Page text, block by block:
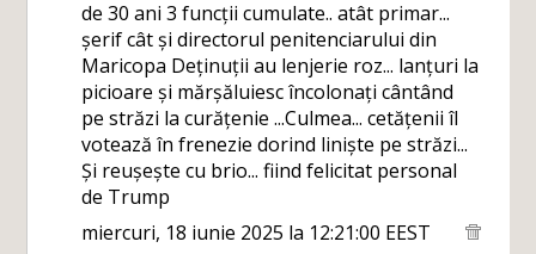
de 30 ani 3 funcții cumulate.. atât primar...
șerif cât și directorul penitenciarului din
Maricopa Deținuții au lenjerie roz... lanțuri la
picioare și mărșăluiesc încolonați cântând
pe străzi la curățenie ...Culmea... cetățenii îl
votează în frenezie dorind liniște pe străzi...
Și reușește cu brio... fiind felicitat personal
de Trump
miercuri, 18 iunie 2025 la 12:21:00 EEST